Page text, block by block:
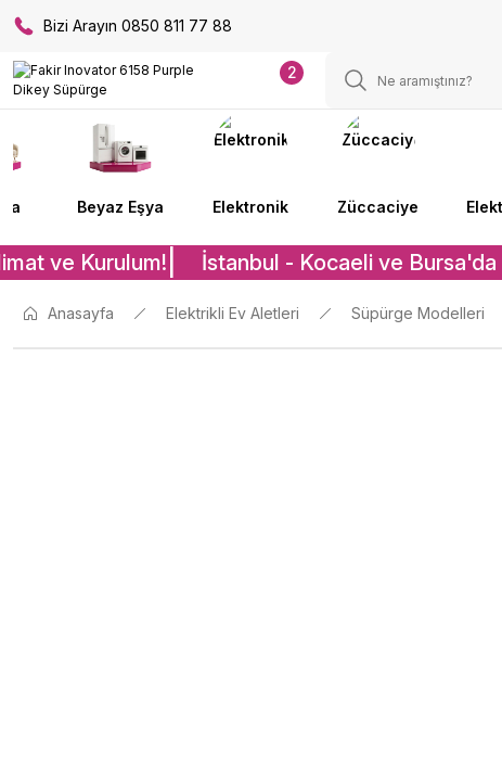
Bizi Arayın 0850 811 77 88
2
Beyaz Eşya Elektronik Züccaciye
ve Kurulum! İstanbul - Kocaeli ve Bursa'da
Anasayfa Elektrikli Ev Aletleri Süpürge Modelleri